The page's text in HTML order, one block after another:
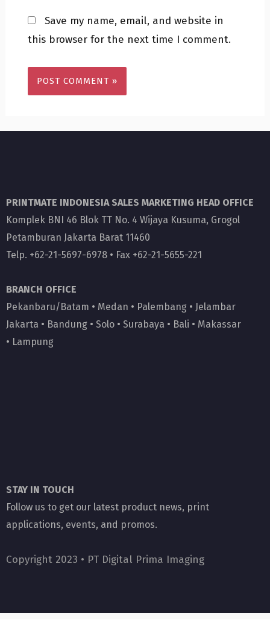
Save my name, email, and website in
this browser for the next time I comment.
PRINTMATE INDONESIA SALES MARKETING HEAD OFFICE
Komplek BNI 46 Blok TT No. 4 Wijaya Kusuma, Grogol
Petamburan Jakarta Barat 11460
Telp. +62-21-5697-6978 • Fax +62-21-5655-221
BRANCH OFFICE
Pekanbaru/Batam • Medan • Palembang • Jelambar
Jakarta • Bandung • Solo • Surabaya • Bali • Makassar
• Lampung
STAY IN TOUCH
Follow us to get our latest product news, print
applications, events, and promos.
Copyright 2023 • PT Digital Prima Imaging